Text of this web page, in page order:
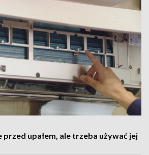
upałem, ale trzeba używać jej